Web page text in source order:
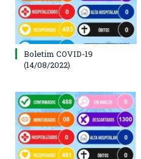
Boletim COVID-19
(14/08/2022)